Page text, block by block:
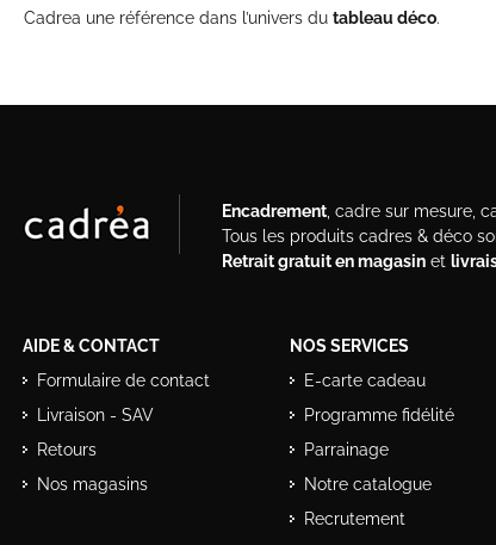
Cadrea une référence dans l’univers dutableau déco.
Encadrement, cadre sur mesure,
Tous les produits cadres & déco
Retrait gratuit en magasin et
AIDE & CONTACT
Formulaire de contact
Livraison - SAV
Retours
Nos magasins
NOS SERVICES
E-carte cadeau
Programme fidélité
Parrainage
Notre catalogue
Recrutement